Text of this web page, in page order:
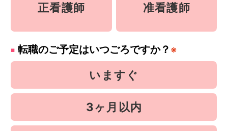
正看護師 准看護師
転職のご予定はいつごろですか？ ※
いますぐ
3ヶ月以内